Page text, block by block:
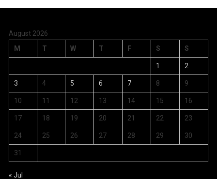
August 2026
M
T W T F S S
1 2
3 4 5 6 7 8 9
10 11 12 13 14 15 16
17 18 19 20 21 22 23
24 25 26 27 28 29 30
31
« Jul